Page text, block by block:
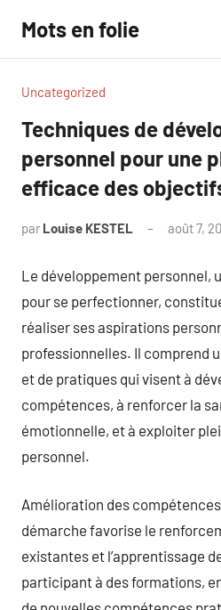
contenu
Mots en folie
Uncategorized
Techniques de
personnel pour une
efficace des
par Louise KESTEL août 7,
Le développement personnel,
pour se perfectionner,
réaliser ses aspirations
professionnelles. Il comprend
et de pratiques qui visent à
compétences, à renforcer la
émotionnelle, et à exploiter
personnel.
Amélioration des
démarche favorise le
existantes et l’apprentissage
participant à des formations,